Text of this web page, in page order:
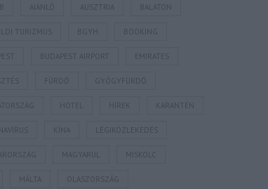
AJÁNLÓ AUSZTRIA BALATON
TURIZMUS BGYH BOOKING
BUDAPEST AIRPORT EMIRATES
FÜRDŐ GYÓGYFÜRDŐ
HOTEL HÍREK KARANTÉN
KÍNA LÉGIKÖZLEKEDÉS
MAGYARUL MISKOLC
MÁLTA OLASZORSZÁG